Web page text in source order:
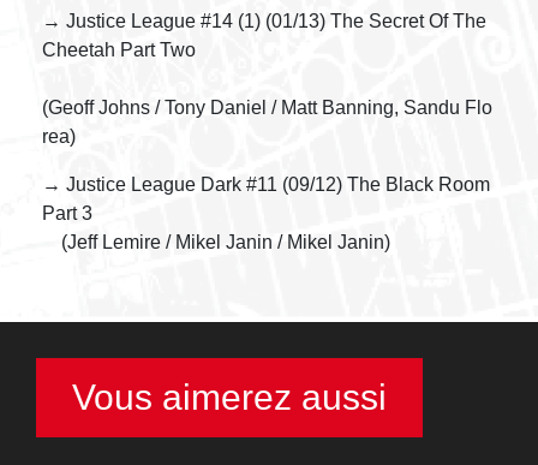
→ Justice League #14 (1) (01/13) The Secret Of The
Cheetah Part Two
(Geoff Johns / Tony Daniel / Matt Banning, Sandu Flo
rea)
→ Justice League Dark #11 (09/12) The Black Room
Part 3
(Jeff Lemire / Mikel Janin / Mikel Janin)
Vous aimerez aussi